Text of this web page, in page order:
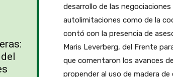
desarrollo de las
autolimitaciones como de la
contó con la presencia de
Maris Leverberg, del Frente
que comentaron los avances
propender al uso de madera